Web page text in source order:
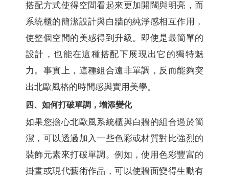
搭配方式使得空間看起來更加開闊與明亮，而
系統櫃的簡潔設計與白牆的純淨感相互作用，
使整個空間的美感得到升級。即使是最簡單的
設計，也能在這種搭配下展現出它的獨特魅
力。事實上，這種組合遠非單調，反而能夠突
出北歐風格的時間感與實用美學。
四、如何打破單調，增添變化
如果您擔心北歐風系統櫃與白牆的組合過於簡
潔，可以透過加入一些色彩或材質對比強烈的
裝飾元素來打破單調。例如，使用色彩豐富的
掛畫或現代藝術作品，可以使牆面變得生動有